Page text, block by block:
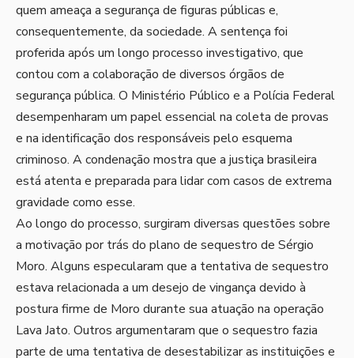
quem ameaça a segurança de figuras públicas e,
consequentemente, da sociedade. A sentença foi
proferida após um longo processo investigativo, que
contou com a colaboração de diversos órgãos de
segurança pública. O Ministério Público e a Polícia Federal
desempenharam um papel essencial na coleta de provas
e na identificação dos responsáveis pelo esquema
criminoso. A condenação mostra que a justiça brasileira
está atenta e preparada para lidar com casos de extrema
gravidade como esse.
Ao longo do processo, surgiram diversas questões sobre
a motivação por trás do plano de sequestro de Sérgio
Moro. Alguns especularam que a tentativa de sequestro
estava relacionada a um desejo de vingança devido à
postura firme de Moro durante sua atuação na operação
Lava Jato. Outros argumentaram que o sequestro fazia
parte de uma tentativa de desestabilizar as instituições e